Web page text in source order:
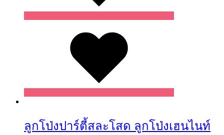
ลูกโป่งปาร์ตี้สละโสด ลูกโป่งเฮนไนท์